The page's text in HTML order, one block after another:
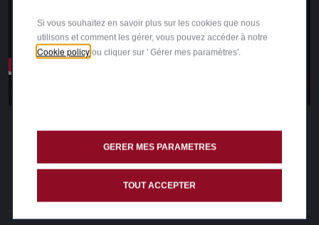
SUIVEZ-NOUS
Si vous souhaitez en savoir plus sur les cookies que nous
utilisons et comment les gérer, vous pouvez accéder à notre
Cookie policy ou cliquer sur ' Gérer mes paramètres'.
GERER MES PARAMETRES
TOUT ACCEPTER